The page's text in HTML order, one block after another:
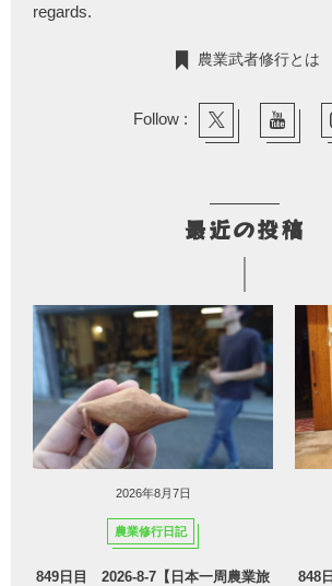
regards.
農業武者修行とは
Follow :
最近の投稿
2026年8月7日
農業修行日記
849日目 2026-8-7【日本一周農業旅
848